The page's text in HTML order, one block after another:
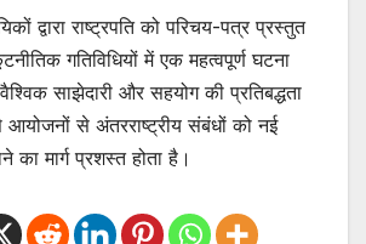
द्वारा राष्ट्रपति को परिचय-पत्र प्रस्तुत
गतिविधियों में एक महत्वपूर्ण घटना
साझेदारी और सहयोग की प्रतिबद्धता
आयोजनों से अंतरराष्ट्रीय संबंधों को नई
का मार्ग प्रशस्त होता है।